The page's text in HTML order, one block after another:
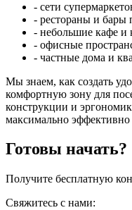
- сети
- рестораны и бары
- небольшие кафе и
- офисные
- частные дома и
Мы знаем, как создать
комфортную зону для
конструкции и
максимально эффективно
Готовы начать?
Получите бесплатную
Свяжитесь с нами: